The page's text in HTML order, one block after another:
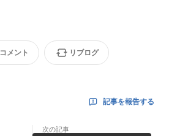
コメント リブログ
記事を報告する
次の記事